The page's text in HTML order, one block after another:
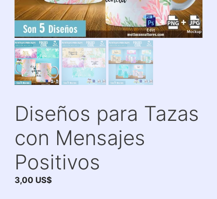
Diseños para Tazas
con Mensajes
Positivos
3,00 US$